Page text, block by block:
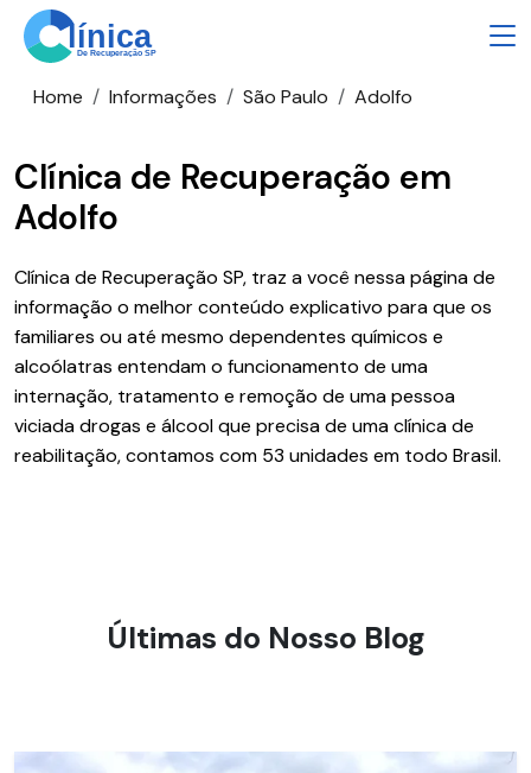
Home Informações São Paulo Adolfo
Clínica de Recuperação em
Adolfo
Clínica de Recuperação SP, traz a você nessa página de
informação o melhor conteúdo explicativo para que os
familiares ou até mesmo dependentes químicos e
alcoólatras entendam o funcionamento de uma
internação, tratamento e remoção de uma pessoa
viciada drogas e álcool que precisa de uma clínica de
reabilitação, contamos com 53 unidades em todo Brasil.
Últimas do Nosso Blog